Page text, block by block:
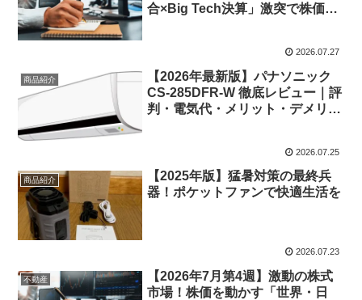
合×Big Tech決算」激突で株価・
2026.07.27
商品紹介
【2026年最新版】パナソニック
CS-285DFR-W 徹底レビュー｜評
判・電気代・メリット・デメリッ
2026.07.25
商品紹介
【2025年版】猛暑対策の最終兵
器！ポケットファンで快適生活を
2026.07.23
不動産
【2026年7月第4週】激動の株式
市場！株価を動かす「世界・日